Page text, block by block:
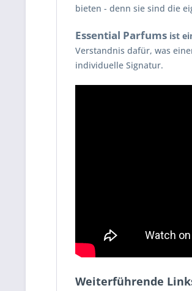
bieten - denn sie sind die
Essential Parfums ist
Verstandnis dafür, was
individuelle Signatur.
Weiterführende